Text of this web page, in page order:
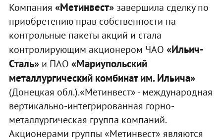
Компания «Метинвест»завершила сделку по
приобретению прав собственности на
контрольные пакеты акций и стала
контролирующим акционером ЧАО «Ильич-
Сталь»и ПАО «Мариупольский
металлургический комбинат им. Ильича»
(Донецкая обл.).«Метинвест» - международная
вертикально-интегрированная горно-
металлургическая группа компаний.
Акционерами группы «Метинвест» являются